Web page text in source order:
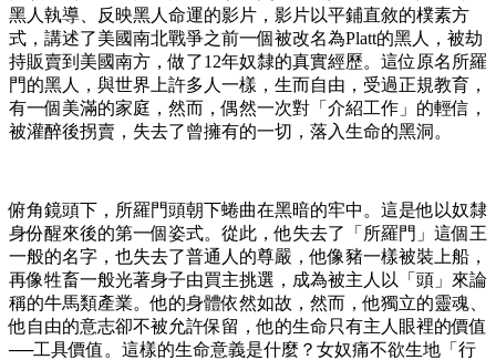
黑人執導、反映黑人命運的影片，影片以平鋪直敘的樸素方
式，講述了美國南北戰爭之前一個被改名為Platt的黑人，被劫
持販賣到美國南方，做了12年奴隸的真實經歷。這位原名所羅
門的黑人，與世界上許多人一樣，生而自由，受過正規教育，
有一個美滿的家庭，然而，偶然一次對「介紹工作」的輕信，
被灌醉後拐賣，失去了曾擁有的一切，落入生命的黑洞。
俯角鏡頭下，所羅門頭朝下蜷曲在黑暗的牢中。這是他以奴隸
身份醒來後的第一個姿式。從此，他失去了「所羅門」這個王
一般的名字，也失去了普通人的尊嚴，他像豬一樣被裝上船，
再像牲畜一般光著身子由買主挑選，成為被主人以「頭」來論
稱的牛馬類產業。他的身體依然如故，然而，他獨立的靈魂、
他自由的意志卻不被允許保留，他的生命只有主人眼裡的價值
──工具價值。這樣的生命意義是什麼？女奴痛不欲生地「行